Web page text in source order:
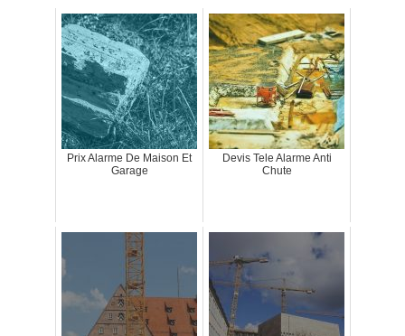
Prix Alarme De Maison Et
Garage
Devis Tele Alarme Anti
Chute